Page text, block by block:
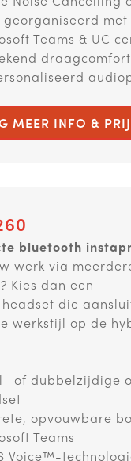
georganiseerd
Teams & UC
draagcomfort
MEER INFO &
bluetooth
werk via
Kies dan een
die
werkstijl op de
of dubbelzijdige
opvouwbare
Teams
Voice™-